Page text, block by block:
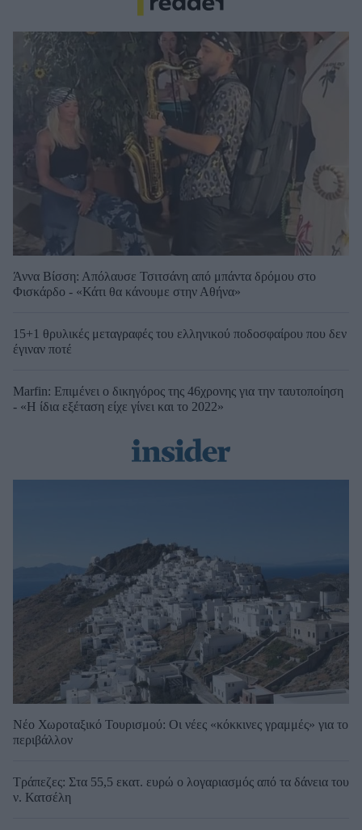
Άννα Βίσση: Απόλαυσε Τσιτσάνη από μπάντα δρόμου στο
Φισκάρδο - «Κάτι θα κάνουμε στην Αθήνα»
15+1 θρυλικές μεταγραφές του ελληνικού ποδοσφαίρου που δεν
έγιναν ποτέ
Marfin: Επιμένει ο δικηγόρος της 46χρονης για την ταυτοποίηση
- «Η ίδια εξέταση είχε γίνει και το 2022»
Νέο Χωροταξικό Τουρισμού: Οι νέες «κόκκινες γραμμές» για το
περιβάλλον
Τράπεζες: Στα 55,5 εκατ. ευρώ ο λογαριασμός από τα δάνεια του
ν. Κατσέλη